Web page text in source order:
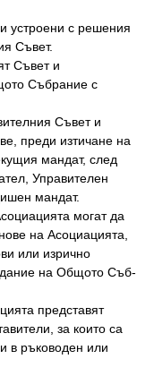
устроени с решения
Съвет.
Съвет и
Събрание с
Съвет и
преди изтичане на
мандат, след
Управителен
мандат.
могат да
на Асоциацията,
или изрично
на Общото Съб-
представят
за които са
в ръководен или